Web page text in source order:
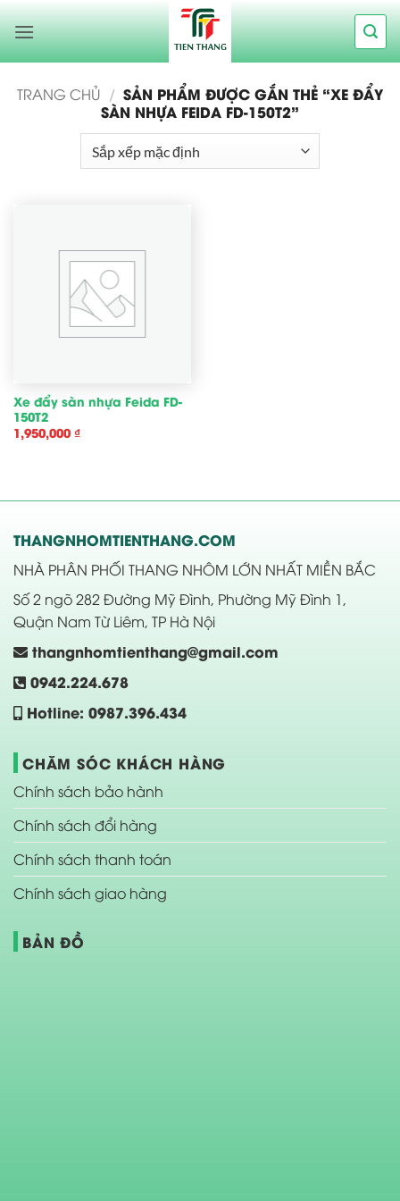
Bỏ
qua
nội
TRANG CHỦ / SẢN PHẨM ĐƯỢC GẮN THẺ “XE ĐẨY
SÀN NHỰA FEIDA FD-150T2”
Xe đẩy sàn nhựa Feida FD-
150T2
1,950,000 ₫
THANGNHOMTIENTHANG.COM
NHÀ PHÂN PHỐI THANG NHÔM LỚN NHẤT MIỀN BẮC
Số 2 ngõ 282 Đường Mỹ Đình, Phường Mỹ Đình 1,
Quận Nam Từ Liêm, TP Hà Nội
thangnhomtienthang@gmail.com
0942.224.678
Hotline: 0987.396.434
CHĂM SÓC KHÁCH HÀNG
Chính sách bảo hành
Chính sách đổi hàng
Chính sách thanh toán
Chính sách giao hàng
BẢN ĐỒ